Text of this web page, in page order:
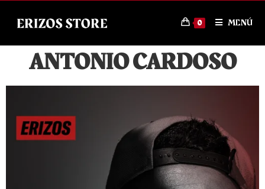
0 MENÚ
ANTONIO CARDOSO